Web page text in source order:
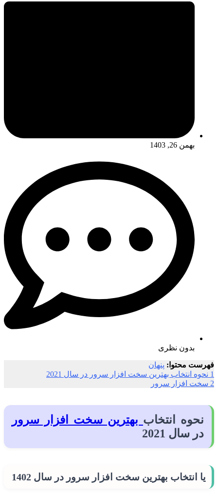
بهمن 26, 1403
بدون نظری
فهرست محتوا: پنهان
1 نحوه انتخاب بهترین سخت افزار سرور در سال 2021
2 سخت افزار سرور
نحوه انتخاب بهترین سخت افزار سرور
در سال 2021
یا انتخاب بهترین سخت افزار سرور در سال 1402